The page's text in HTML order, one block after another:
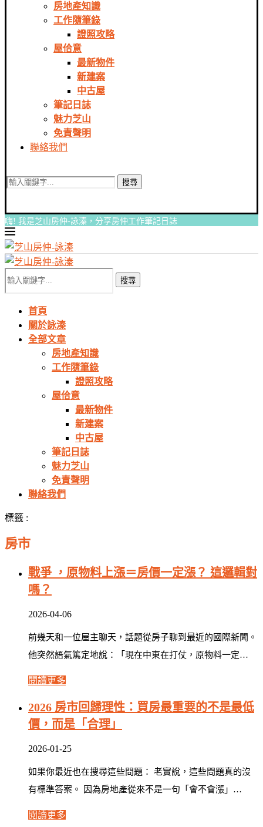
房地產知識
工作隨筆錄
證照攻略
屋佮意
最新物件
新建案
中古屋
筆記日誌
魅力芝山
免責聲明
聯絡我們
搜尋
嗨! 我是芝山房仲-詠溱，分享房仲工作筆記日誌
搜尋
首頁
關於詠溱
全部文章
房地產知識
工作隨筆錄
證照攻略
屋佮意
最新物件
新建案
中古屋
筆記日誌
魅力芝山
免責聲明
聯絡我們
標籤 :
房市
戰爭 ，原物料上漲＝房價一定漲？ 這邏輯對
嗎？
2026-04-06
前幾天和一位屋主聊天，話題從房子聊到最近的國際新聞。
他突然語氣篤定地說：「現在中東在打仗，原物料一定…
閱讀更多
2026 房市回歸理性：買房最重要的不是最低
價，而是「合理」
2026-01-25
如果你最近也在搜尋這些問題： 老實說，這些問題真的沒
有標準答案。 因為房地產從來不是一句「會不會漲」…
閱讀更多